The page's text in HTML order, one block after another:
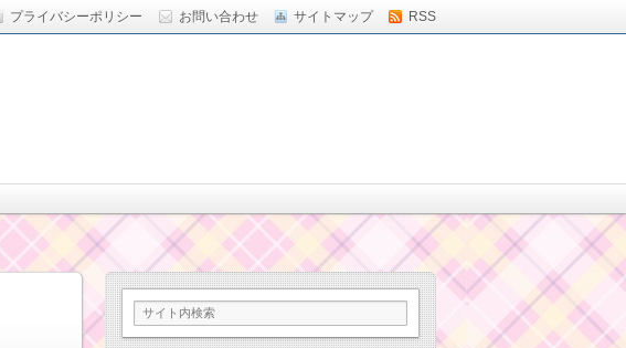
お問い合わせ サイトマップ RSS
プライバシーポリシー